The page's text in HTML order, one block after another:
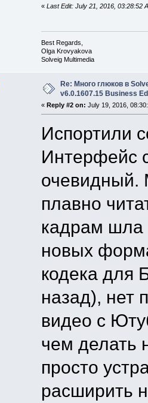
« Last Edit: July 21, 2016, 03:28:52
Best Regards,
Olga Krovyakova
Solveig Multimedia
Re: Много глюков в
v6.0.1607.15 Business
« Reply #2 on: July 19, 2016,
Испортили
Интерфейс
очевидный.
плавно
кадрам шла
новых
кодека для
назад), нет
видео с
чем делать
просто
расширить